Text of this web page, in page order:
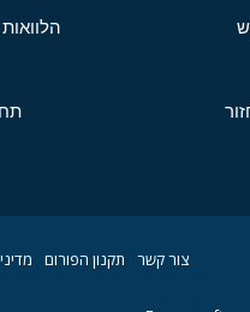
צור קשר תקנון הפורום